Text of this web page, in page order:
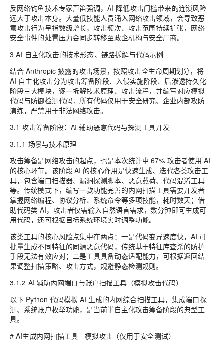
反网络钓鱼技术专家芦笛强调，AI 降低攻击门槛带来的连锁风险
远大于攻击本身。大量低技能人员涌入网络攻击领域，会导致恶
意攻击行为呈指数级增长，攻击频次、攻击范围持续扩张，网络
安全事件的处置压力会同步转移至政企机构与安全厂商。
3 AI 自主化攻击的技术形态、链路拆解与代码示例
结合 Anthropic 披露的攻击场景，按照攻击全生命周期划分，将
AI 自主化攻击分为攻击筹备阶段、入侵实施阶段、后渗透持久化
阶段三大模块，逐一拆解技术原理、攻击流程，并编写对应模拟
代码与防御检测代码，所有代码仅用于安全研究、企业内部攻防
演练，严禁用于非法网络攻击。
3.1 攻击筹备阶段：AI 辅助恶意代码与探测工具开发
3.1.1 场景与技术原理
攻击筹备是网络攻击的起点，也是本次统计中 67% 攻击者使用 AI
的核心环节。该阶段 AI 的核心作用是快速生成、迭代各类攻击工
具，包含端口扫描器、漏洞探测脚本、恶意载荷、代码混淆工具
等。传统模式下，编写一款功能完善的内网扫描工具需要开发者
掌握网络编程、协议分析、系统命令等多项技能，耗时数天；借
助代码类 AI，攻击者仅需输入自然语言需求，数分钟即可生成可
用代码，还可根据目标系统环境实时调整功能。
该类工具的核心风险点集中在两点：一是代码变异速度快，AI 可
批量生成不同特征的同源恶意代码，传统基于特征库查杀的防护
手段无法有效应对；二是工具具备动态适配能力，可根据返回结
果调整扫描策略、攻击方式，规避静态检测规则。
3.1.2 AI 辅助内网端口与账户扫描工具（模拟攻击代码）
以下 Python 代码模拟 AI 生成的内网综合扫描工具，集成端口探
测、系统账户枚举功能，是当前半自主化攻击筹备阶段的典型工
具。
# AI生成内网扫描工具 - 模拟攻击（仅用于安全测试）